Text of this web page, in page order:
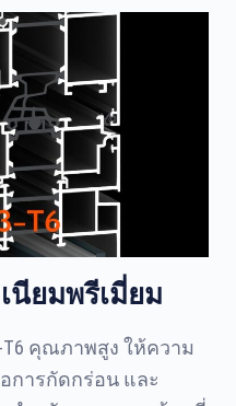
นียมพรีเมี่ยม
คุณภาพสูง ให้ความ
การกัดกร่อน และ